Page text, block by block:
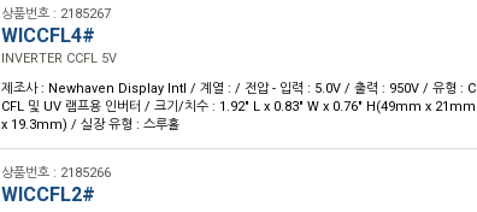
상품번호 : 2185267
WICCFL4#
INVERTER CCFL 5V
제조사 : Newhaven Display Intl / 계열 : / 전압 - 입력 : 5.0V / 출력 : 950V / 유형 : C
CFL 및 UV 램프용 인버터 / 크기/치수 : 1.92" L x 0.83" W x 0.76" H(49mm x 21mm
x 19.3mm) / 실장 유형 : 스루홀
상품번호 : 2185266
WICCFL2#